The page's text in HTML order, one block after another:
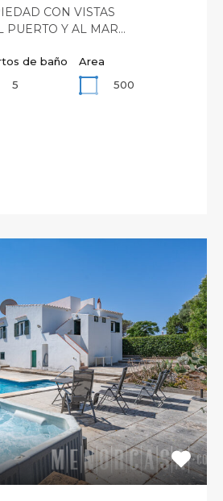
CON VISTAS
PUERTO Y AL MAR…
de baño
5
Area
500